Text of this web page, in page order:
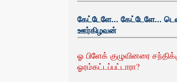
கேட்டேளே... கேட்டேளே...
ஊர்கிழவன்
ஓ பிளேக் குழுவினரை
ஓரம்கட்டப்பட்டாரா?